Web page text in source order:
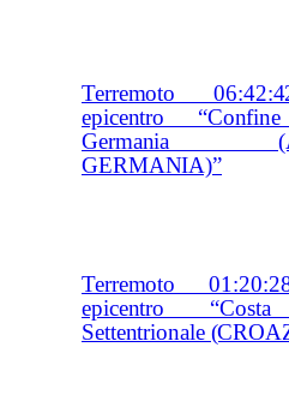
Terremoto
epicentro
Germania
GERMANIA)”
Terremoto
epicentro
Settentrionale